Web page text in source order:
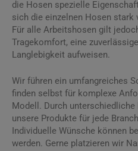
die Hosen spezielle
sich die einzelnen Hosen stark
Für alle Arbeitshosen gilt
Tragekomfort, eine
Langlebigkeit aufweisen.
Wir führen ein umfangreiches
finden selbst für komplexe
Modell. Durch
unsere Produkte für jede
Individuelle Wünsche können
werden. Gerne platzieren wir